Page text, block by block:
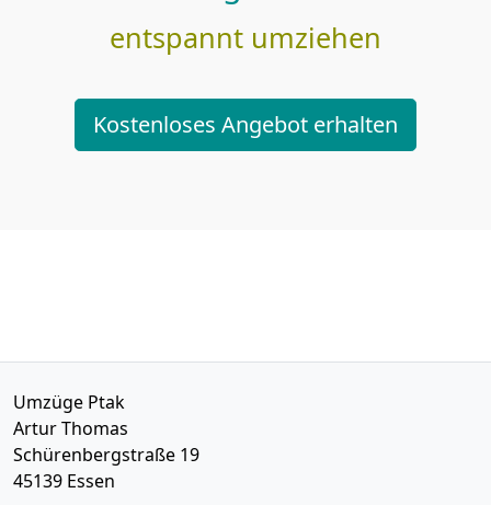
entspannt umziehen
Kostenloses Angebot erhalten
Umzüge Ptak
Artur Thomas
Schürenbergstraße 19
45139 Essen